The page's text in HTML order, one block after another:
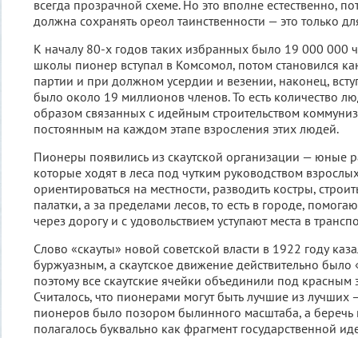
всегда прозрачной схеме. Но это вполне естественно,
должна сохранять ореол таинственности — это только
К началу 80-х годов таких избранных было 19 000 000
школы пионер вступал в Комсомол, потом становился
партии и при должном усердии и везении, наконец,
было около 19 миллионов членов. То есть количество
образом связанных с идейным строительством
постоянным на каждом этапе взросления этих людей.
Пионеры появились из скаутской организации — юные
которые ходят в леса под чутким руководством
ориентироваться на местности, разводить костры,
палатки, а за пределами лесов, то есть в городе,
через дорогу и с удовольствием уступают места в
Слово «скауты» новой советской власти в 1922 году
буржуазным, а скаутское движение действительно было
поэтому все скаутские ячейки объединили под
Считалось, что пионерами могут быть лучшие из лучших
пионеров было позором былинного масштаба, а беречь
полагалось буквально как фрагмент государственной